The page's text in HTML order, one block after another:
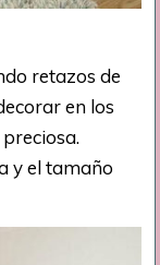
retazos de
en los
y el tamaño